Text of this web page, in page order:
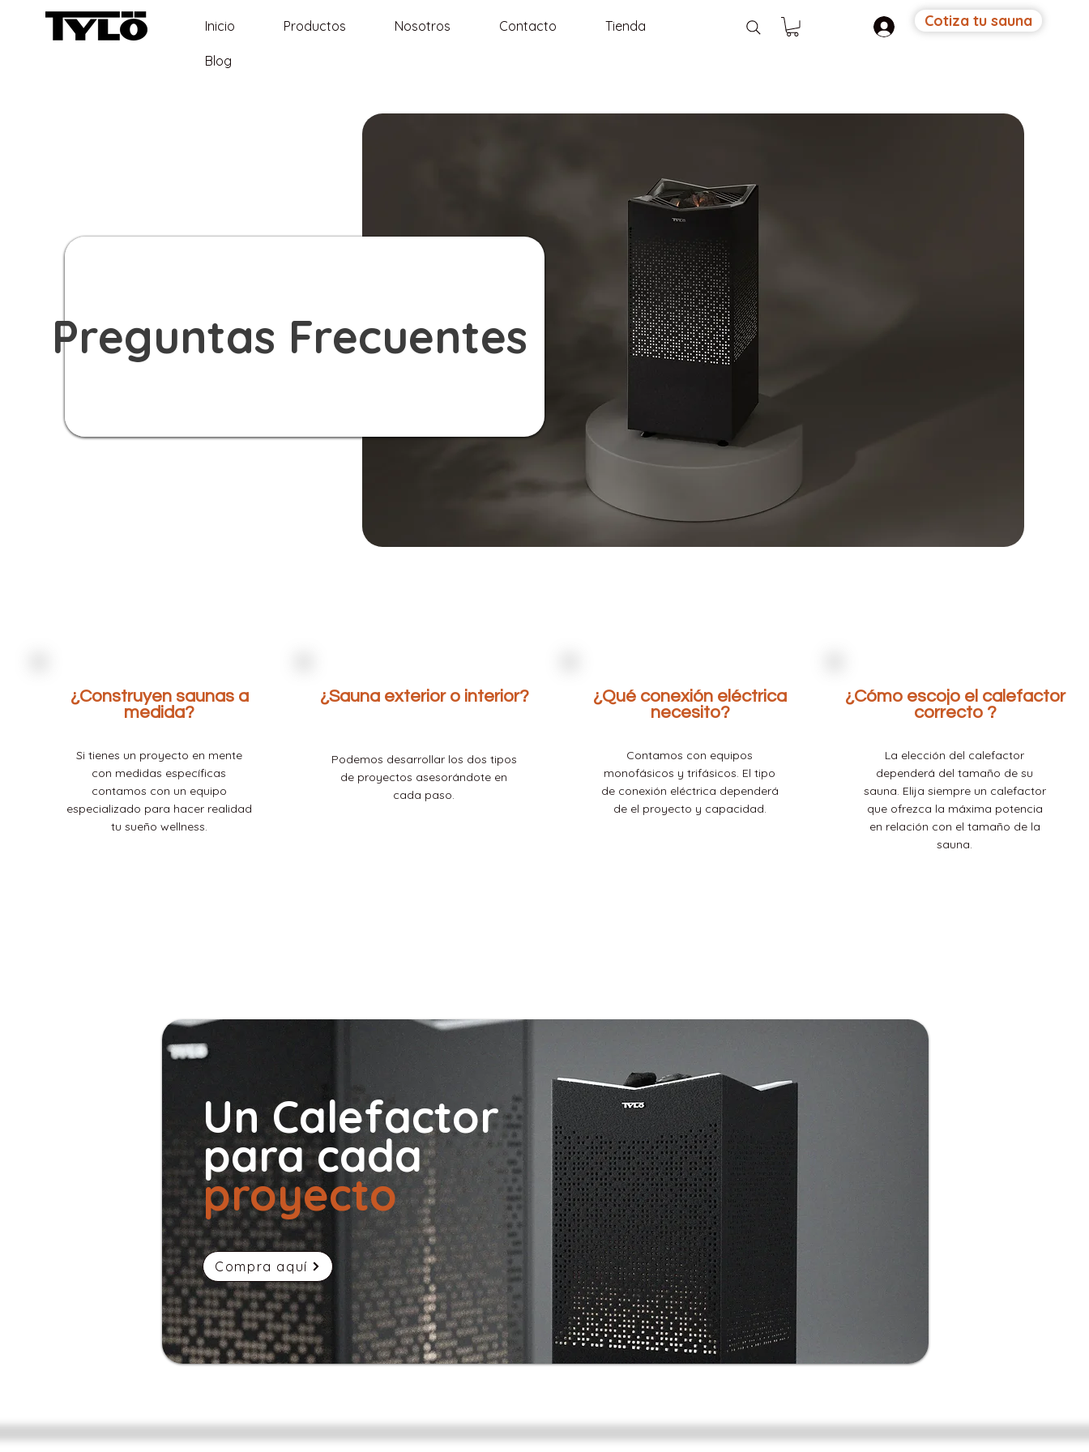
Inicio Productos Nosotros Contacto Tienda
Blog
Cotiza tu sauna
Preguntas Frecuentes
¿Construyen saunas a
medida?
Si tienes un proyecto en mente
con medidas específicas
contamos con un equipo
especializado para hacer realidad
tu sueño wellness.
¿Sauna exterior o interior?
Podemos desarrollar los dos tipos
de proyectos asesorándote en
cada paso.
¿Qué conexión eléctrica
necesito?
Contamos con equipos
monofásicos y trifásicos. El tipo
de conexión eléctrica dependerá
de el proyecto y capacidad.
¿Cómo escojo el calefactor
correcto ?
La elección del calefactor
dependerá del tamaño de su
sauna. Elija siempre un calefactor
que ofrezca la máxima potencia
en relación con el tamaño de la
sauna.
Compra aquí
Un Calefactor
para cada
proyecto